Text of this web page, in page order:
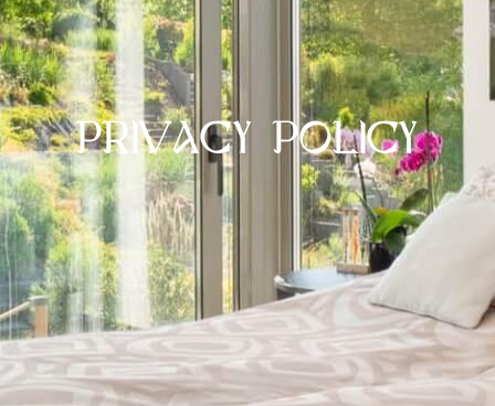
PRIVACY POLICY